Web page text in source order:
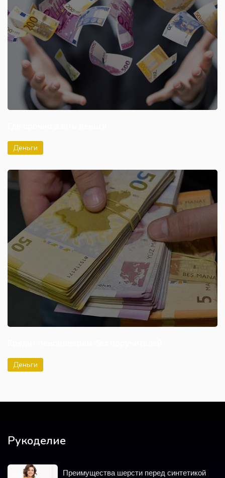
Деньги
Деньги
Рукоделие
Преимущества шерсти перед синтетикой